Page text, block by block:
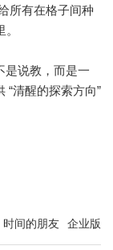
所有在格子间种
是说教，而是一
“清醒的探索方向”
时间的朋友 企业版